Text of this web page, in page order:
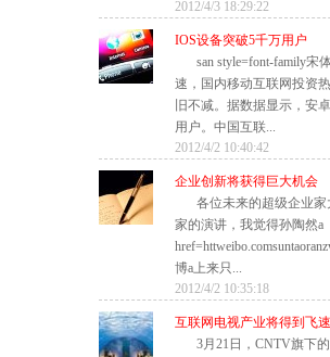
2012/4/3 18:29:22
IOS设备突破5千万用户
san style=font-family宋
速，国内移动互联网投资
旧不减。据数据显示，安
用户。中国互联...
2012/4/2 10:40:42
企业创新将获得巨大机会
各位未来的超级企业
家的演讲，我觉得孙陶然a
博a上来只...
2012/4/2 10:35:18
互联网电视产业将得到飞
3月21日，CNTV旗下